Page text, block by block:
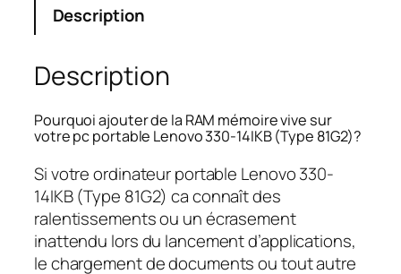
Description
Description
Pourquoi ajouter de la RAM mémoire vive sur
votre pc portable Lenovo 330-14IKB (Type 81G2)?
Si votre ordinateur portable Lenovo 330-
14IKB (Type 81G2) ca connaît des
ralentissements ou un écrasement
inattendu lors du lancement d’applications,
le chargement de documents ou tout autre